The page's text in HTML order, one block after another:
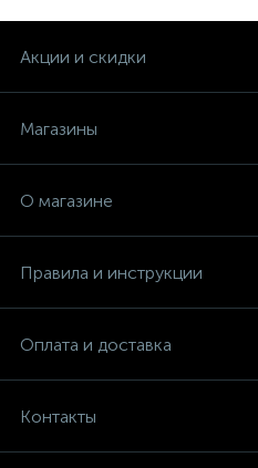
Акции и скидки
Магазины
О магазине
Правила и инструкции
Оплата и доставка
Контакты